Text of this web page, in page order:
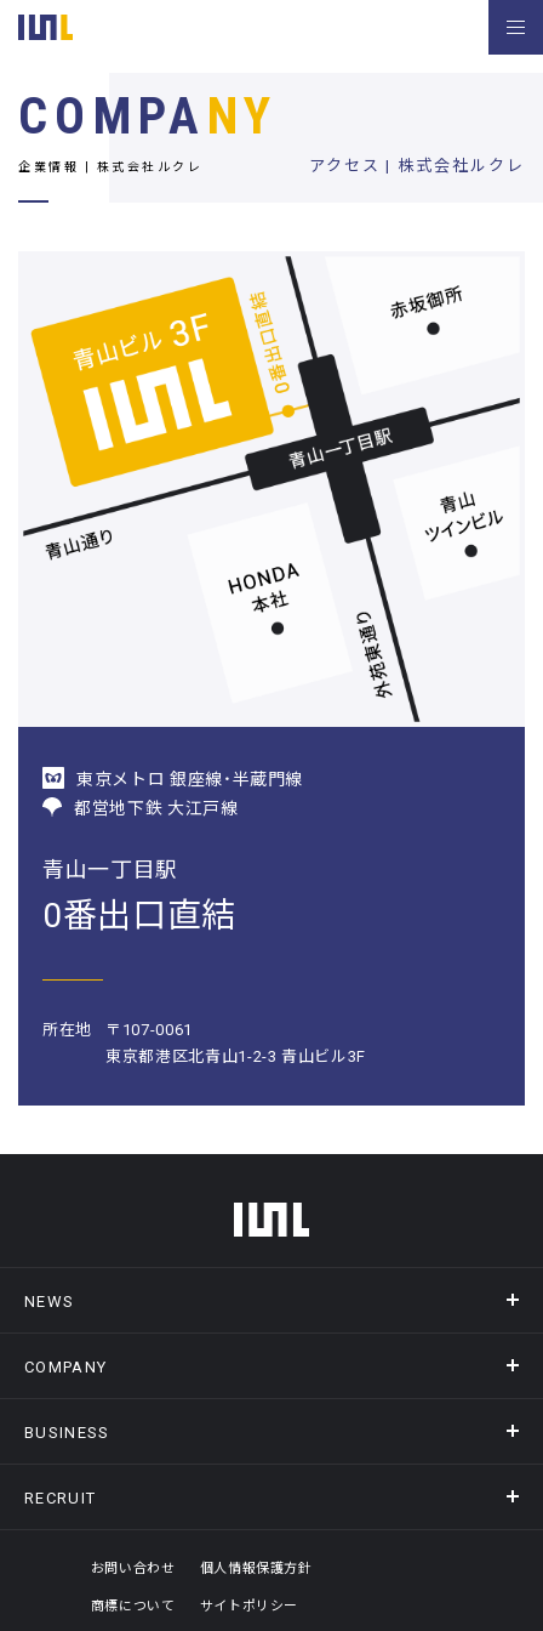
アクセス | 株式会社ルクレ
COMPA NY
企業情報 | 株式会社ルクレ
東京メトロ 銀座線・半蔵門線
都営地下鉄 大江戸線
青山一丁目駅
0番出口直結
所在地
〒107-0061
東京都港区北青山1-2-3 青山ビル3F
フッターメニュー
NEWS
ニュース
COMPANY
会社概要
オフィスギャラリー
BUSINESS
事業情報トップ
RECRUIT
採用情報トップ
評価制度
お問い合わせ
個人情報保護方針
商標について
サイトポリシー